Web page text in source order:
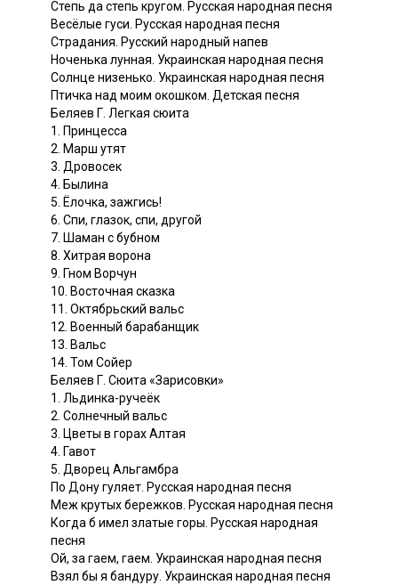
Степь да степь кругом. Русская народная песня
Весёлые гуси. Русская народная песня
Страдания. Русский народный напев
Ноченька лунная. Украинская народная песня
Солнце низенько. Украинская народная песня
Птичка над моим окошком. Детская песня
Беляев Г. Легкая сюита
1. Принцесса
2. Марш утят
3. Дровосек
4. Былина
5. Ёлочка, зажгись!
6. Спи, глазок, спи, другой
7. Шаман с бубном
8. Хитрая ворона
9. Гном Ворчун
10. Восточная сказка
11. Октябрьский вальс
12. Военный барабанщик
13. Вальс
14. Том Сойер
Беляев Г. Сюита «Зарисовки»
1. Льдинка-ручеёк
2. Солнечный вальс
3. Цветы в горах Алтая
4. Гавот
5. Дворец Альгамбра
По Дону гуляет. Русская народная песня
Меж крутых бережков. Русская народная песня
Когда б имел златые горы. Русская народная
песня
Ой, за гаем, гаем. Украинская народная песня
Взял бы я бандуру. Украинская народная песня